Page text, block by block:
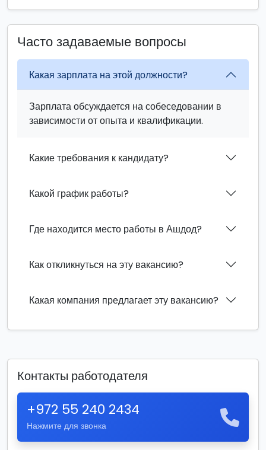
Часто задаваемые вопросы
Какая зарплата на этой должности?
Зарплата обсуждается на собеседовании в
зависимости от опыта и квалификации.
Какие требования к кандидату?
Какой график работы?
Где находится место работы в Ашдод?
Как откликнуться на эту вакансию?
Какая компания предлагает эту вакансию?
Контакты работодателя
+972 55 240 2434
Нажмите для звонка